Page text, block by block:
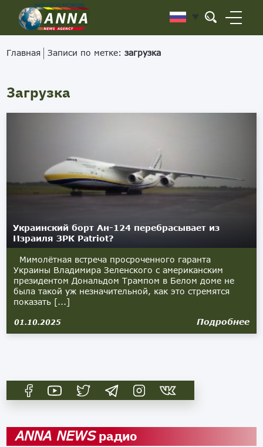
Главная Записи по метке:загрузка
Загрузка
Украинский борт Ан-124 перебрасывает из
Израиля ЗРК Patriot?
Мимолётная встреча просроченного гаранта
Украины Владимира Зеленского с американским
президентом Дональдом Трампом в Белом доме не
была такой уж незначительной, как это стремятся
показать [...]
01.10.2025 Подробнее
ANNA NEWSрадио